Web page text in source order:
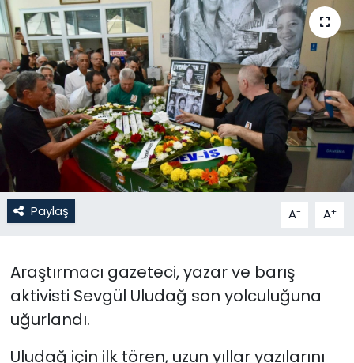
Paylaş A- A+
Araştırmacı gazeteci, yazar ve barış
aktivisti Sevgül Uludağ son yolculuğuna
uğurlandı.
Uludağ için ilk tören, uzun yıllar yazılarını
KKTC YEREL SEÇİM 2018
Kültür Sanat
Magazin
Moda
Nöbetçi Eczaneler
Otomobil Dünyası
SAĞLIK
Spor